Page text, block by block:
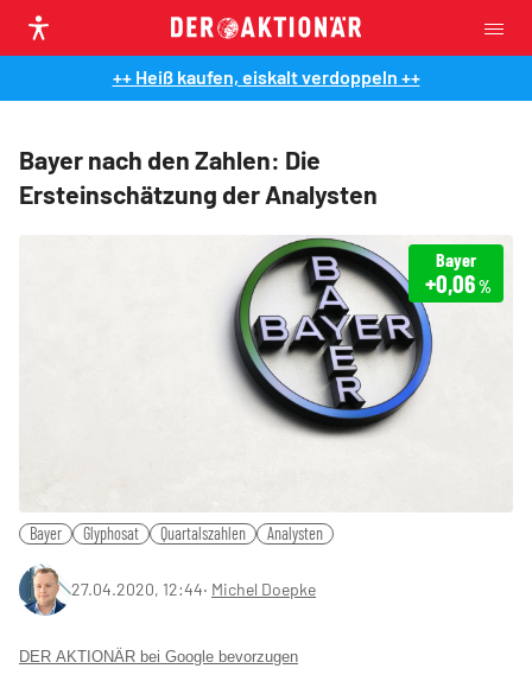
++ Heiß kaufen, eiskalt verdoppeln ++
Bayer nach den Zahlen: Die
Ersteinschätzung der Analysten
Bayer
+0,06%
Bayer Glyphosat Quartalszahlen Analysten
27.04.2020, 12:44‧ Michel Doepke
DER AKTIONÄR bei Google bevorzugen